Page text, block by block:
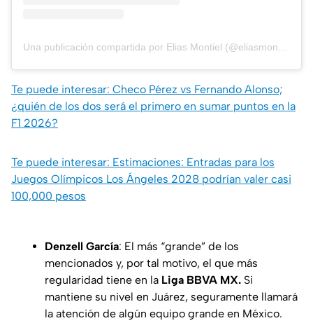
Una publicación compartida por Elias Montiel (@eliasmontiel.8)
Te puede interesar: Checo Pérez vs Fernando Alonso;
¿quién de los dos será el primero en sumar puntos en la
F1 2026?
Te puede interesar: Estimaciones: Entradas para los
Juegos Olímpicos Los Ángeles 2028 podrían valer casi
100,000 pesos
Denzell García: El más “grande” de los
mencionados y, por tal motivo, el que más
regularidad tiene en la Liga BBVA MX. Si
mantiene su nivel en Juárez, seguramente llamará
la atención de algún equipo grande en México.